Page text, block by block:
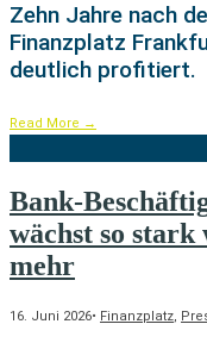
Zehn Jahre nach
Finanzplatz
deutlich profitiert.
Read More →
Bank-
wächst so
mehr
16. Juni 2026• Finanzplatz,